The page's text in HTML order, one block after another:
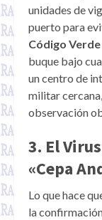
unidades de
puerto para
Código
buque bajo
un centro de
militar
observación
3. El
«Cepa
Lo que hace
la